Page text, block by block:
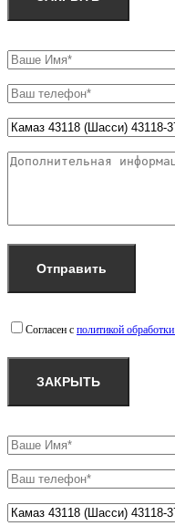
Согласен с политикой обработки
ЗАКРЫТЬ